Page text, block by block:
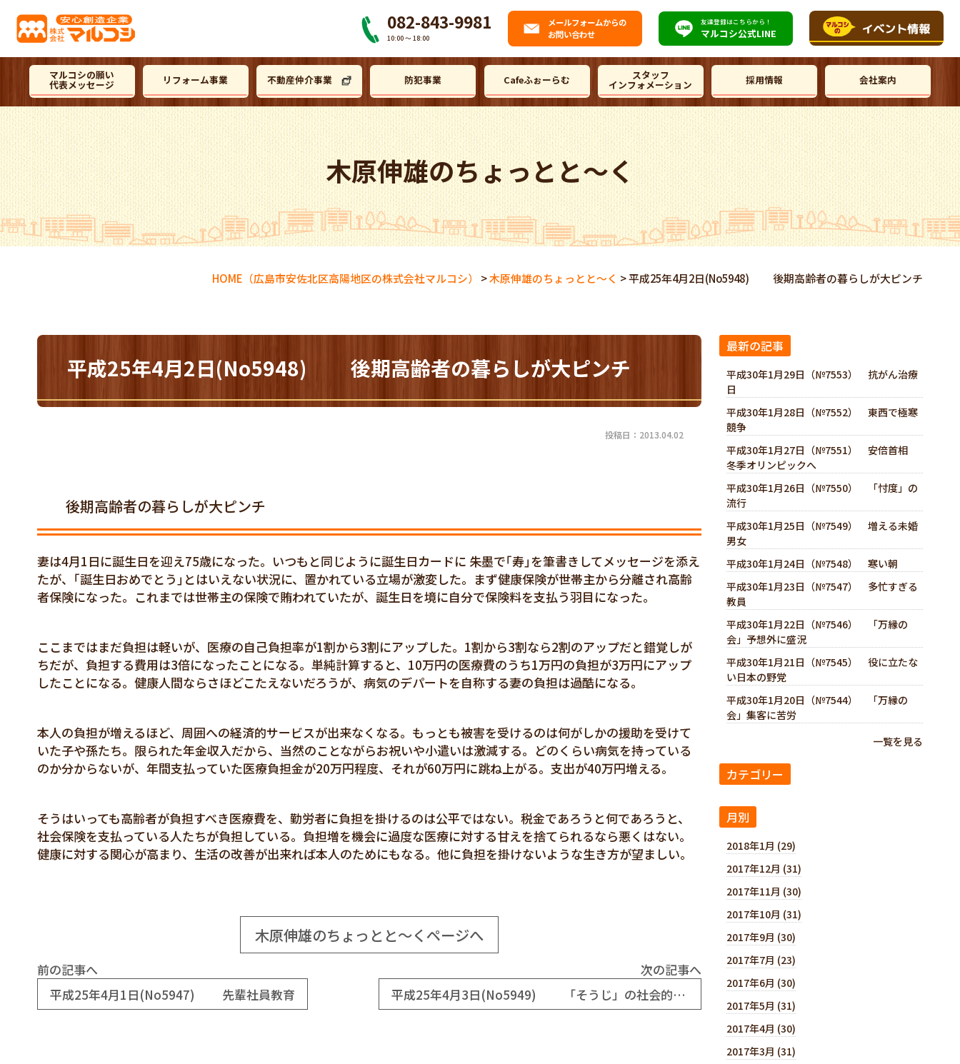
082-843-9981
10:00 〜 18:00
メールフォームからの
お問い合わせ
友達登録はこちらから！
マルコシ公式LINE
マルコシの願い
代表メッセージ リフォーム事業 不動産仲介事業 防犯事業 Cafeふぉーらむ スタッフ
インフォメーション 採用情報 会社案内
木原伸雄のちょっとと～く
HOME （広島市安佐北区高陽地区の株式会社マルコシ） >木原伸雄のちょっとと～く >平成25年4月2日(No5948) 後期高齢者の暮らしが大ピンチ
平成25年4月2日(No5948) 後期高齢者の暮らしが大ピンチ
投稿日：2013.04.02
後期高齢者の暮らしが大ピンチ
妻は4月1日に誕生日を迎え75歳になった。いつもと同じように誕生日カードに 朱墨で｢寿｣を筆書きしてメッセージを添え
たが、｢誕生日おめでとう｣とはいえない状況に、置かれている立場が激変した。まず健康保険が世帯主から分離され高齢
者保険になった。これまでは世帯主の保険で賄われていたが、誕生日を境に自分で保険料を支払う羽目になった。
ここまではまだ負担は軽いが、医療の自己負担率が1割から3割にアップした。1割から3割なら2割のアップだと錯覚しが
ちだが、負担する費用は3倍になったことになる。単純計算すると、10万円の医療費のうち1万円の負担が3万円にアップ
したことになる。健康人間ならさほどこたえないだろうが、病気のデパートを自称する妻の負担は過酷になる。
本人の負担が増えるほど、周囲への経済的サービスが出来なくなる。もっとも被害を受けるのは何がしかの援助を受けて
いた子や孫たち。限られた年金収入だから、当然のことながらお祝いや小遣いは激減する。どのくらい病気を持っている
のか分からないが、年間支払っていた医療負担金が20万円程度、それが60万円に跳ね上がる。支出が40万円増える。
そうはいっても高齢者が負担すべき医療費を、勤労者に負担を掛けるのは公平ではない。税金であろうと何であろうと、
社会保険を支払っている人たちが負担している。負担増を機会に過度な医療に対する甘えを捨てられるなら悪くはない。
健康に対する関心が高まり、生活の改善が出来れば本人のためにもなる。他に負担を掛けないような生き方が望ましい。
木原伸雄のちょっとと～くページへ
前の記事へ
平成25年4月1日(No5947) 先輩社員教育
次の記事へ
平成25年4月3日(No5949) 「そうじ」の社会的価値
最新の記事
平成30年1月29日（№7553） 抗がん治療
日
平成30年1月28日（№7552） 東西で極寒
競争
平成30年1月27日（№7551） 安倍首相
冬季オリンピックへ
平成30年1月26日（№7550） 「忖度」の
流行
平成30年1月25日（№7549） 増える未婚
男女
平成30年1月24日（№7548） 寒い朝
平成30年1月23日（№7547） 多忙すぎる
教員
平成30年1月22日（№7546） 「万縁の
会」予想外に盛況
平成30年1月21日（№7545） 役に立たな
い日本の野党
平成30年1月20日（№7544） 「万縁の
会」集客に苦労
一覧を見る
カテゴリー
月別
2018年1月 (29)
2017年12月 (31)
2017年11月 (30)
2017年10月 (31)
2017年9月 (30)
2017年7月 (23)
2017年6月 (30)
2017年5月 (31)
2017年4月 (30)
2017年3月 (31)